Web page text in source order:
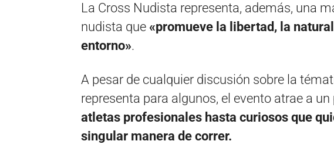
La Cross Nudista representa, además, una
nudista que «promueve la libertad, la
entorno».
A pesar de cualquier discusión sobre la
representa para algunos, el evento atrae a
atletas profesionales hasta curiosos que
singular manera de correr.